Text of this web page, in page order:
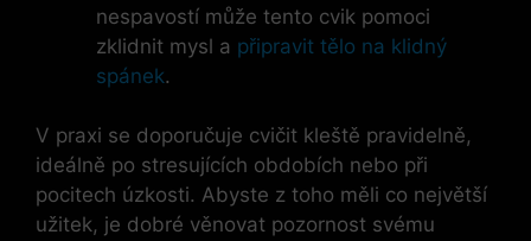
nespavostí může tento cvik pomoci
zklidnit mysl a připravit tělo na klidný
spánek.
V praxi se doporučuje cvičit kleště pravidelně,
ideálně po stresujících obdobích nebo při
pocitech úzkosti. Abyste z toho měli co největší
užitek, je dobré věnovat pozornost svému